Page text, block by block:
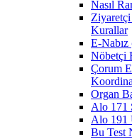
Nasıl
Kurallar
E-
Nöbetçi
Çorum
Organ
Alo 171
Alo 191
Bu Test